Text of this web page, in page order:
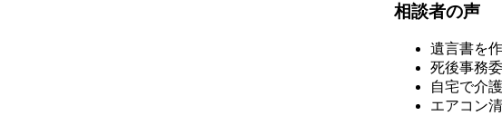
相談者の声
遺言書を
死後事務
自宅で介
エアコン